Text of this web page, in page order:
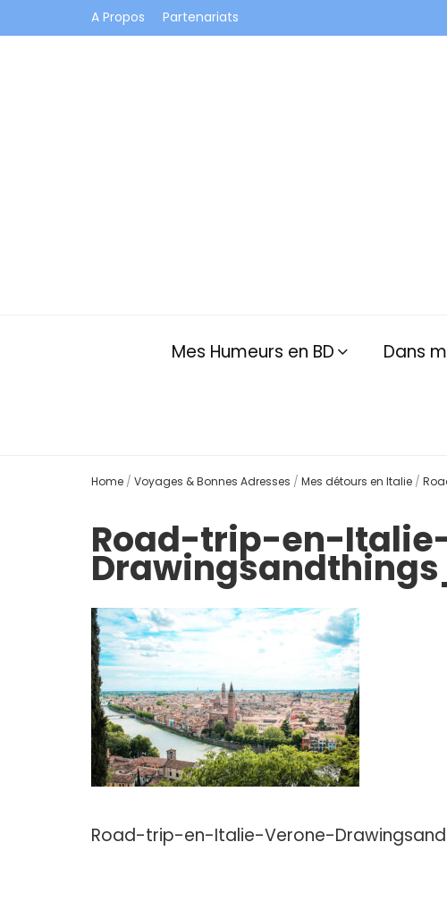
A Propos Partenariats
Mes Humeurs en BD Dans
Home / Voyages & Bonnes Adresses / Mes détours en Italie /
Road-trip-en-
Road-trip-en-Italie-Verone-